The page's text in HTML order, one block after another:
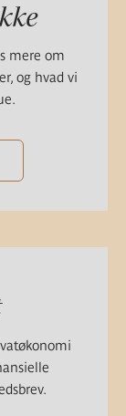
mere om
og hvad vi